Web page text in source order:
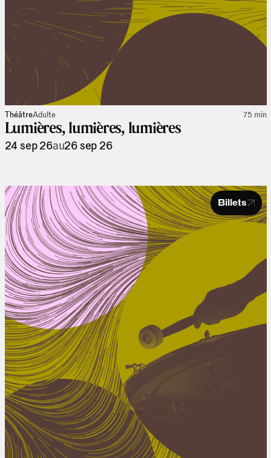
ThéâtreAdulte 75 min
Lumières, lumières, lumières
24 sep 26au26 sep 26
Billets